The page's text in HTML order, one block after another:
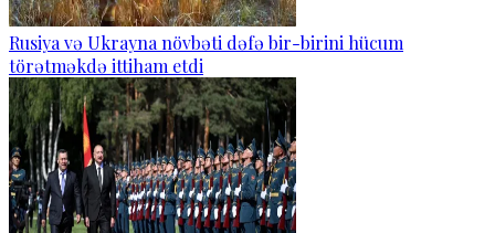
Rusiya və Ukrayna növbəti dəfə bir-birini hücum
törətməkdə ittiham etdi